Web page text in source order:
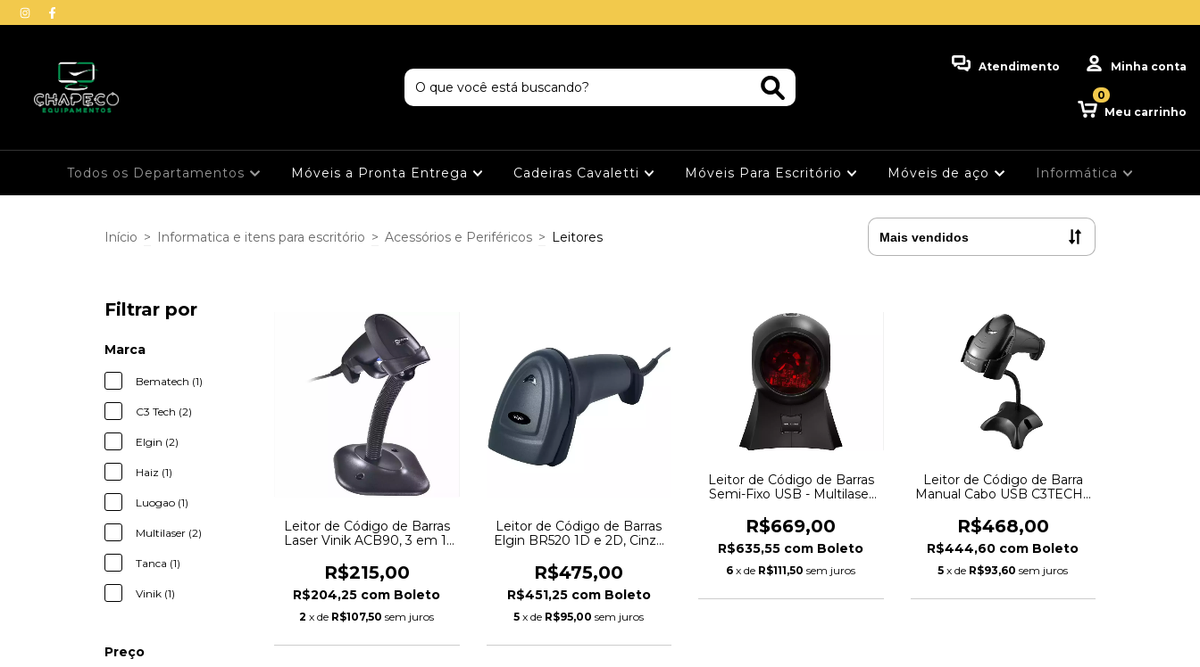
Atendimento Minha conta
Meu carrinho
0
Todos os Departamentos Móveis a Pronta Entrega Cadeiras Cavaletti Móveis Para Escritório Móveis de aço Informática
Início > Informatica e itens para escritório > Acessórios e Periféricos > Leitores
Filtrar por
Marca
Bematech (1)
C3 Tech (2)
Elgin (2)
Haiz (1)
Luogao (1)
Multilaser (2)
Tanca (1)
Vinik (1)
Preço
Leitor de Código de Barras
Laser Vinik ACB90, 3 em 1,
R$215,00
R$204,25 com Boleto
2 x de R$107,50 sem juros
Leitor de Código de Barras
Elgin BR520 1D e 2D, Cinza
R$475,00
R$451,25 com Boleto
5 x de R$95,00 sem juros
Leitor de Código de Barras
Semi-Fixo USB - Multilaser
R$669,00
R$635,55 com Boleto
6 x de R$111,50 sem juros
Leitor de Código de Barra
Manual Cabo USB C3TECH -
R$468,00
R$444,60 com Boleto
5 x de R$93,60 sem juros